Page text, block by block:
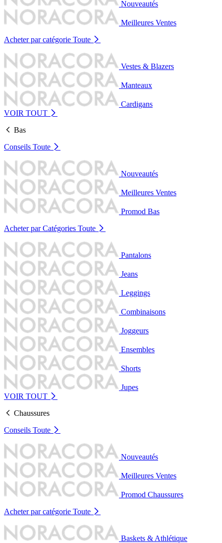
Nouveautés
Meilleures Ventes
Acheter par catégorie Toute
Vestes & Blazers
Manteaux
Cardigans
VOIR TOUT
Bas
Conseils Toute
Nouveautés
Meilleures Ventes
Promod Bas
Acheter par Catégories Toute
Pantalons
Jeans
Leggings
Combinaisons
Joggeurs
Ensembles
Shorts
Jupes
VOIR TOUT
Chaussures
Conseils Toute
Nouveautés
Meilleures Ventes
Promod Chaussures
Acheter par catégorie Toute
Baskets & Athlétique